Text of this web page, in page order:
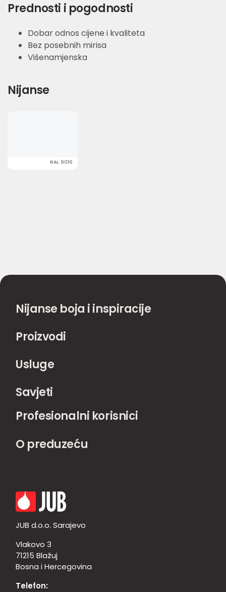
Prednosti i pogodnosti
Dobar odnos cijene i kvaliteta
Bez posebnih mirisa
Višenamjenska
Nijanse
RAL 9016
Nijanse boja i inspiracije
Proizvodi
Usluge
Savjeti
Profesionalni korisnici
O preduzeću
JUB d.o.o. Sarajevo
Vlakovo 3
71215 Blažuj
Bosna i Hercegovina
Telefon: